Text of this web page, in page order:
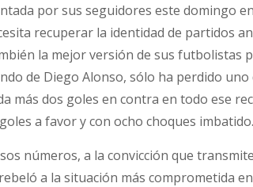
por sus seguidores este domingo
recuperar la identidad de partidos
la mejor versión de sus futbolistas
de Diego Alonso, sólo ha perdido
más dos goles en contra en todo ese
a favor y con ocho choques imbatido.
números, a la convicción que
a la situación más comprometida